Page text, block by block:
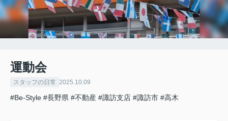
運動会
スタッフの日常 2025.10.09
#Be-Style #長野県 #不動産 #諏訪支店 #諏訪市 #高木